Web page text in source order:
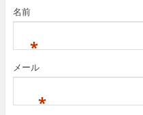
名前
*
メール
*